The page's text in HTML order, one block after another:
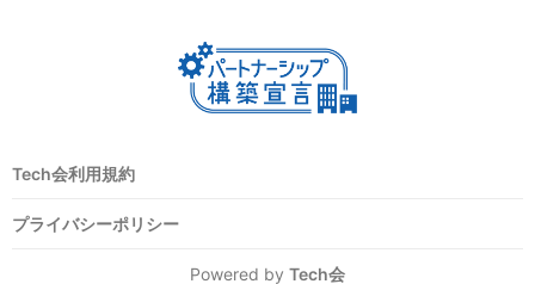
Tech会利用規約
プライバシーポリシー
Powered by Tech会